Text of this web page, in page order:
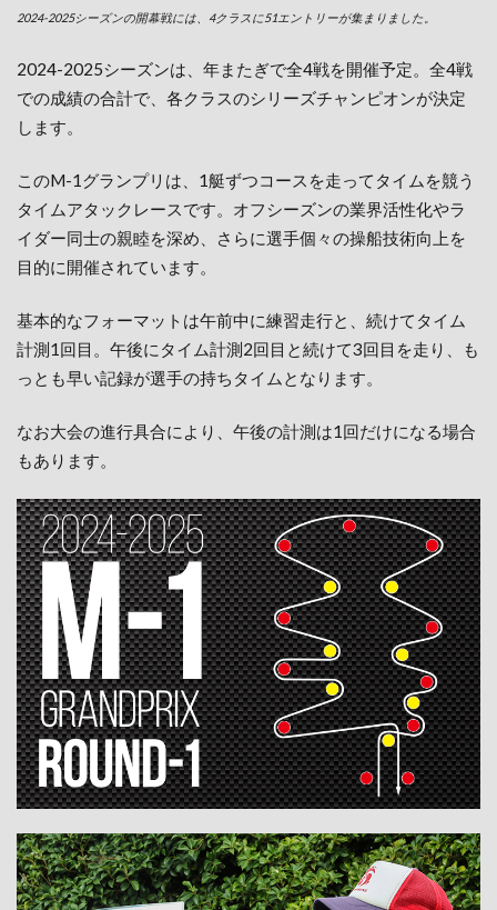
2024-2025シーズンの開幕戦には、4クラスに51エントリーが集まりました。
2024-2025シーズンは、年またぎで全4戦を開催予定。全4戦
での成績の合計で、各クラスのシリーズチャンピオンが決定
します。
このM-1グランプリは、1艇ずつコースを走ってタイムを競う
タイムアタックレースです。オフシーズンの業界活性化やラ
イダー同士の親睦を深め、さらに選手個々の操船技術向上を
目的に開催されています。
基本的なフォーマットは午前中に練習走行と、続けてタイム
計測1回目。午後にタイム計測2回目と続けて3回目を走り、も
っとも早い記録が選手の持ちタイムとなります。
なお大会の進行具合により、午後の計測は1回だけになる場合
もあります。